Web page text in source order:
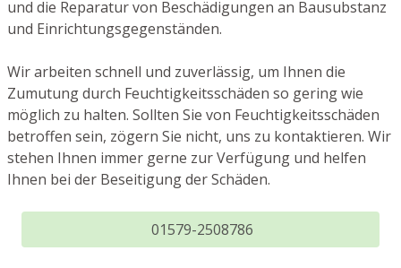
und die Reparatur von Beschädigungen an Bausubstanz
und Einrichtungsgegenständen.
Wir arbeiten schnell und zuverlässig, um Ihnen die
Zumutung durch Feuchtigkeitsschäden so gering wie
möglich zu halten. Sollten Sie von Feuchtigkeitsschäden
betroffen sein, zögern Sie nicht, uns zu kontaktieren. Wir
stehen Ihnen immer gerne zur Verfügung und helfen
Ihnen bei der Beseitigung der Schäden.
01579-2508786